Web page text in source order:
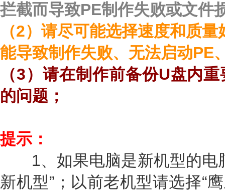
拦截而导致PE制作失败或文件
（2）请尽可能选择速度和质
能导致制作失败、无法启动PE
（3）请在制作前备份U盘内
的问题；
提示：
1、如果电脑是新机型的电
新机型”；以前老机型请选择“